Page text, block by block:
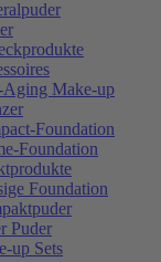
Make-up
Foundation
Foundation
Foundation
Puder
up Sets